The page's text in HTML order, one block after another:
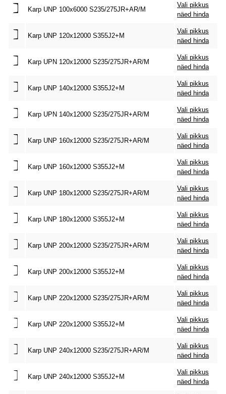
Karp UNP 100x6000 S235/275JR+AR/M
Vali pikkus
näed hinda
Karp UNP 120x12000 S355J2+M
Vali pikkus
näed hinda
Karp UPN 120x12000 S235/275JR+AR/M
Vali pikkus
näed hinda
Karp UNP 140x12000 S355J2+M
Vali pikkus
näed hinda
Karp UPN 140x12000 S235/275JR+AR/M
Vali pikkus
näed hinda
Karp UNP 160x12000 S235/275JR+AR/M
Vali pikkus
näed hinda
Karp UNP 160x12000 S355J2+M
Vali pikkus
näed hinda
Karp UNP 180x12000 S235/275JR+AR/M
Vali pikkus
näed hinda
Karp UNP 180x12000 S355J2+M
Vali pikkus
näed hinda
Karp UNP 200x12000 S235/275JR+AR/M
Vali pikkus
näed hinda
Karp UNP 200x12000 S355J2+M
Vali pikkus
näed hinda
Karp UNP 220x12000 S235/275JR+AR/M
Vali pikkus
näed hinda
Karp UNP 220x12000 S355J2+M
Vali pikkus
näed hinda
Karp UNP 240x12000 S235/275JR+AR/M
Vali pikkus
näed hinda
Karp UNP 240x12000 S355J2+M
Vali pikkus
näed hinda